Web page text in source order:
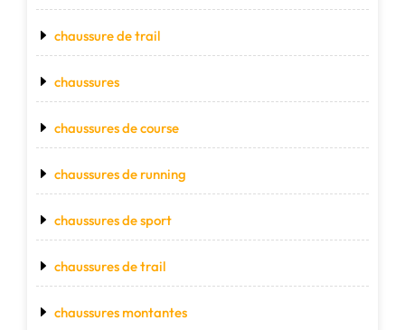
chaussure de trail
chaussures
chaussures de course
chaussures de running
chaussures de sport
chaussures de trail
chaussures montantes